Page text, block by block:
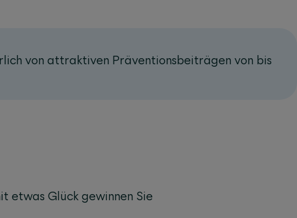
von attraktiven Präventionsbeiträgen von bis
etwas Glück gewinnen Sie